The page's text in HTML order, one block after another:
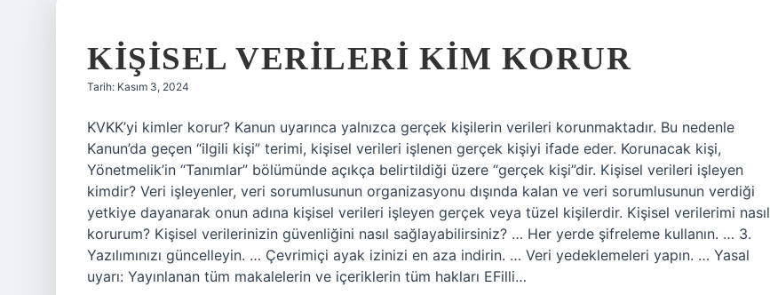
KIŞISEL VERILERI KIM KORUR
Tarih: Kasım 3, 2024
KVKK’yi kimler korur? Kanun uyarınca yalnızca gerçek kişilerin verileri korunmaktadır. Bu nedenle
Kanun’da geçen “ilgili kişi” terimi, kişisel verileri işlenen gerçek kişiyi ifade eder. Korunacak kişi,
Yönetmelik’in “Tanımlar” bölümünde açıkça belirtildiği üzere “gerçek kişi”dir. Kişisel verileri işleyen
kimdir? Veri işleyenler, veri sorumlusunun organizasyonu dışında kalan ve veri sorumlusunun verdiği
yetkiye dayanarak onun adına kişisel verileri işleyen gerçek veya tüzel kişilerdir. Kişisel verilerimi nasıl
korurum? Kişisel verilerinizin güvenliğini nasıl sağlayabilirsiniz? … Her yerde şifreleme kullanın. … 3.
Yazılımınızı güncelleyin. … Çevrimiçi ayak izinizi en aza indirin. … Veri yedeklemeleri yapın. … Yasal
uyarı: Yayınlanan tüm makalelerin ve içeriklerin tüm hakları EFilli…